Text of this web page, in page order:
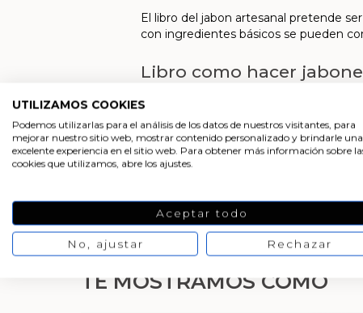
El libro del jabon artesanal pretende
con ingredientes básicos se pueden
Libro como hacer
Libro de jabones
¿Donde comprar libro
TE MOSTRAMOS CÓMO
UTILIZAMOS COOKIES
Podemos utilizarlas para el análisis de los datos de nuestros visitantes, para
mejorar nuestro sitio web, mostrar contenido personalizado y brindarle una
excelente experiencia en el sitio web. Para obtener más información sobre
cookies que utilizamos, abre los ajustes.
Aceptar todo
No, ajustar Rechazar